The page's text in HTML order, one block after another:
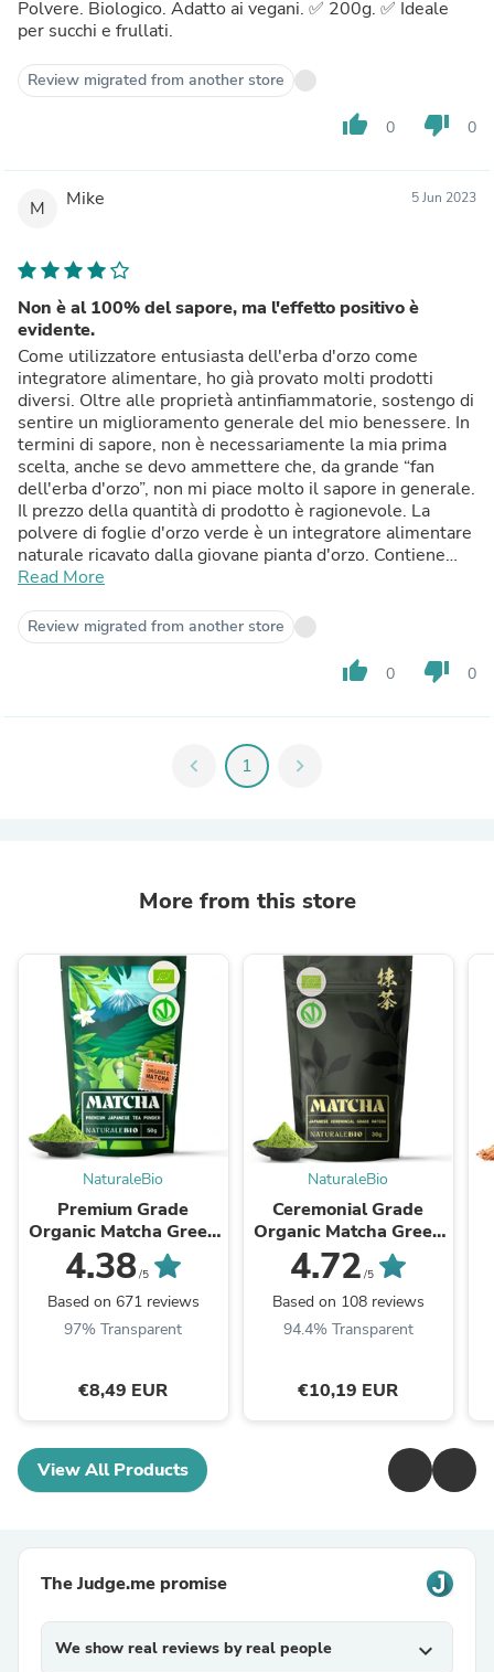
Polvere. Biologico. Adatto ai vegani. ✅ 200g. ✅ Ideale
per succhi e frullati.
Review migrated from another store
thumb_up 0 thumb_down 0
M Mike 5 Jun 2023
Non è al 100% del sapore, ma l'effetto positivo è
evidente.
Come utilizzatore entusiasta dell'erba d'orzo come
integratore alimentare, ho già provato molti prodotti
diversi. Oltre alle proprietà antinfiammatorie, sostengo di
sentire un miglioramento generale del mio benessere. In
termini di sapore, non è necessariamente la mia prima
scelta, anche se devo ammettere che, da grande “fan
dell'erba d'orzo”, non mi piace molto il sapore in generale.
Il prezzo della quantità di prodotto è ragionevole. La
polvere di foglie d'orzo verde è un integratore alimentare
naturale ricavato dalla giovane pianta d'orzo. Contiene
molti ingredienti importanti che possono avere un effetto
(naturalmente per un breve periodo di tempo). Questo
prodotto sembra essere di ottima qualità, quindi non
Read More
Review migrated from another store
thumb_up 0 thumb_down 0
chevron_left 1 chevron_right
More from this store
NaturaleBio
Premium Grade
Organic Matcha Green
Tea Powder
4.38/5
Based on 671 reviews
97% Transparent
€8,49 EUR
NaturaleBio
Ceremonial Grade
Organic Matcha Green
Tea Powder
4.72 /5
Based on 108 reviews
94.4% Transparent
€10,19 EUR
View All Products
The Judge.me promise
We show real reviews by real people expand_more